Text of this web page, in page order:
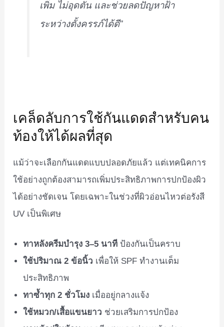
เพิ่ม ไม่อุดตัน และช่วยลดปัญหาฝ้า
ระหว่างตั้งครรภ์ได้ดี”
เคล็ดลับการใช้กันแดดสำหรับคน
ท้องให้ได้ผลที่สุด
แม้ว่าจะเลือกกันแดดแบบปลอดภัยแล้ว แต่เทคนิคการ
ใช้อย่างถูกต้องสามารถเพิ่มประสิทธิภาพการปกป้องผิว
ได้อย่างชัดเจน โดยเฉพาะในช่วงที่ผิวอ่อนไหวต่อรังสี
UV เป็นพิเศษ
ทาหลังครีมบำรุง 3–5 นาที ป้องกันเป็นคราบ
ใช้ปริมาณ 2 ข้อนิ้ว เพื่อให้ SPF ทำงานเต็ม
ประสิทธิภาพ
ทาซ้ำทุก 2 ชั่วโมง เมื่ออยู่กลางแจ้ง
ใช้หมวก/เสื้อแขนยาว ช่วยเสริมการปกป้อง